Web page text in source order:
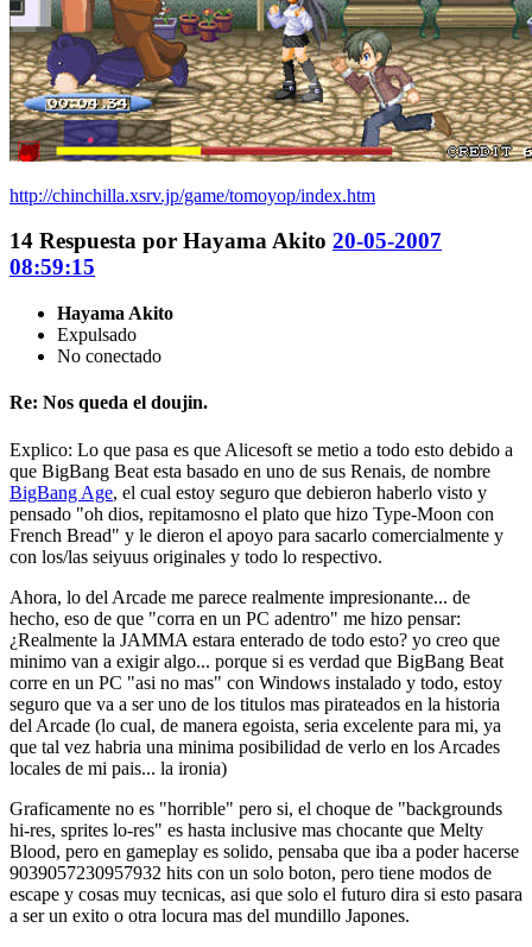
http://chinchilla.xsrv.jp/game/tomoyop/index.htm
14 Respuesta por Hayama Akito 20-05-2007
08:59:15
Hayama Akito
Expulsado
No conectado
Re: Nos queda el doujin.
Explico: Lo que pasa es que Alicesoft se metio a todo esto debido a
que BigBang Beat esta basado en uno de sus Renais, de nombre
BigBang Age, el cual estoy seguro que debieron haberlo visto y
pensado "oh dios, repitamosno el plato que hizo Type-Moon con
French Bread" y le dieron el apoyo para sacarlo comercialmente y
con los/las seiyuus originales y todo lo respectivo.
Ahora, lo del Arcade me parece realmente impresionante... de
hecho, eso de que "corra en un PC adentro" me hizo pensar:
¿Realmente la JAMMA estara enterado de todo esto? yo creo que
minimo van a exigir algo... porque si es verdad que BigBang Beat
corre en un PC "asi no mas" con Windows instalado y todo, estoy
seguro que va a ser uno de los titulos mas pirateados en la historia
del Arcade (lo cual, de manera egoista, seria excelente para mi, ya
que tal vez habria una minima posibilidad de verlo en los Arcades
locales de mi pais... la ironia)
Graficamente no es "horrible" pero si, el choque de "backgrounds
hi-res, sprites lo-res" es hasta inclusive mas chocante que Melty
Blood, pero en gameplay es solido, pensaba que iba a poder hacerse
9039057230957932 hits con un solo boton, pero tiene modos de
escape y cosas muy tecnicas, asi que solo el futuro dira si esto pasara
a ser un exito o otra locura mas del mundillo Japones.